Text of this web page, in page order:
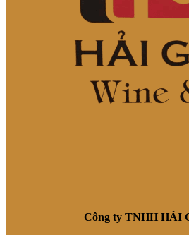
Công ty TNHH HẢI